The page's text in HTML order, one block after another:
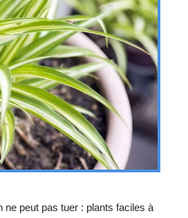
ne peut pas tuer : plants faciles à